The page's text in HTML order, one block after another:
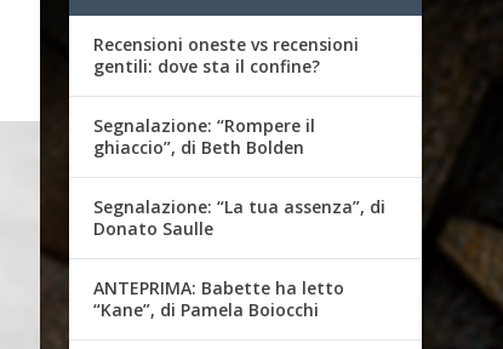
Recensioni oneste vs recensioni
gentili: dove sta il confine?
Segnalazione: “Rompere il
ghiaccio”, di Beth Bolden
Segnalazione: “La tua assenza”, di
Donato Saulle
ANTEPRIMA: Babette ha letto
“Kane”, di Pamela Boiocchi